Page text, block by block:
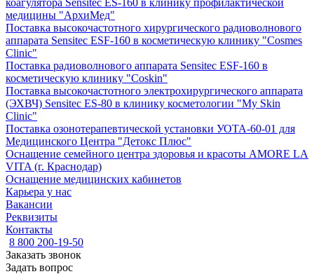
коагулятора Sensitec ES-160 в клинику профилактической
медицины "АрхиМед"
Поставка высокочастотного хирургического радиоволнового
аппарата Sensitec ESF-160 в косметическую клинику "Cosmes
Clinic"
Поставка радиоволнового аппарата Sensitec ESF-160 в
косметическую клинику "Coskin"
Поставка высокочастотного электрохирургического аппарата
(ЭХВЧ) Sensitec ES-80 в клинику косметологии "My Skin
Clinic"
Поставка озонотерапевтической установки УОТА-60-01 для
Медицинского Центра "Детокс Плюс"
Оснащение семейного центра здоровья и красоты AMORE LA
VITA (г. Краснодар)
Оснащение медицинских кабинетов
Карьера у нас
Вакансии
Реквизиты
Контакты
8 800 200-19-50
Заказать звонок
Задать вопрос